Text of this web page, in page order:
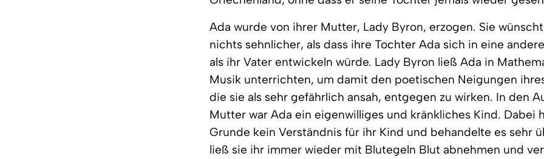
Ada wurde von ihrer Mutter, Lady Byron, erzogen. Sie
nichts sehnlicher, als dass ihre Tochter Ada sich in eine
als ihr Vater entwickeln würde. Lady Byron ließ Ada in
Musik unterrichten, um damit den poetischen Neigungen
die sie als sehr gefährlich ansah, entgegen zu wirken. In den
Mutter war Ada ein eigenwilliges und kränkliches Kind. Dabei
Grunde kein Verständnis für ihr Kind und behandelte es sehr
ließ sie ihr immer wieder mit Blutegeln Blut abnehmen und